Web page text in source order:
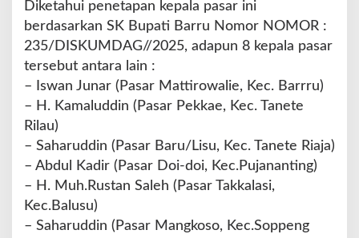
Diketahui penetapan kepala pasar ini
berdasarkan SK Bupati Barru Nomor NOMOR :
235/DISKUMDAG//2025, adapun 8 kepala pasar
tersebut antara lain :
– Iswan Junar (Pasar Mattirowalie, Kec. Barrru)
– H. Kamaluddin (Pasar Pekkae, Kec. Tanete
Rilau)
– Saharuddin (Pasar Baru/Lisu, Kec. Tanete Riaja)
– Abdul Kadir (Pasar Doi-doi, Kec.Pujananting)
– H. Muh.Rustan Saleh (Pasar Takkalasi,
Kec.Balusu)
– Saharuddin (Pasar Mangkoso, Kec.Soppeng